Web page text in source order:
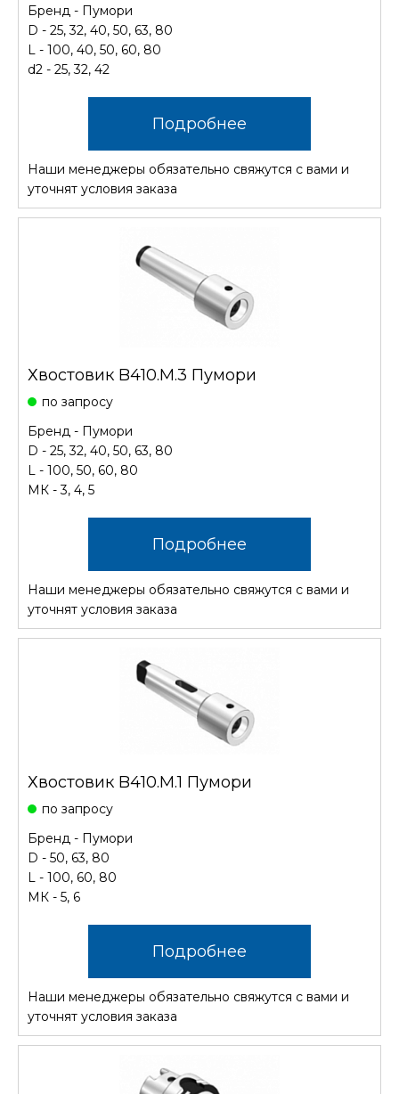
Бренд - Пумори
D - 25, 32, 40, 50, 63, 80
L - 100, 40, 50, 60, 80
d2 - 25, 32, 42
Подробнее
Наши менеджеры обязательно свяжутся с вами и
уточнят условия заказа
Хвостовик B410.M.3 Пумори
по запросу
Бренд - Пумори
D - 25, 32, 40, 50, 63, 80
L - 100, 50, 60, 80
МК - 3, 4, 5
Подробнее
Наши менеджеры обязательно свяжутся с вами и
уточнят условия заказа
Хвостовик B410.M.1 Пумори
по запросу
Бренд - Пумори
D - 50, 63, 80
L - 100, 60, 80
МК - 5, 6
Подробнее
Наши менеджеры обязательно свяжутся с вами и
уточнят условия заказа